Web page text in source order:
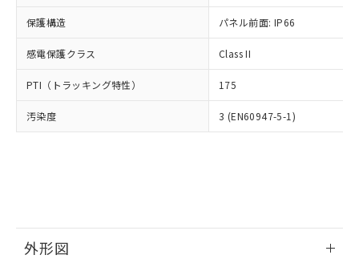
保護構造 パネル前面: IP66
感電保護クラス Class II
PTI（トラッキング特性） 175
汚染度 3 (EN60947-5-1)
外形図
および当社の共同利用者が、当社の製
品・サービスに関するお客様との取
引・商談に必要な範囲で利用すること
※当社の共同利用者とは、"個人情報
の「1.共同利
用者の範囲」に記載されている法人を
指します。
下記の非含有証明書をダウンロードするこ
EU RoHS指令（10物質）の非含有証明書
51物質の非含有証明書（当社基準）
※本証明書は発行日時点で非含有を証明す
るもので、過去に遡って非含有を証明する
既に当社にて対応品への在庫切替を完了
していることから、特段のことがない限